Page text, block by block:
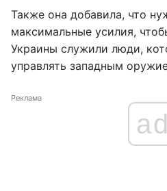
Также она добавила, что
максимальные усилия,
Украины служили люди,
управлять западным
Реклама
ad